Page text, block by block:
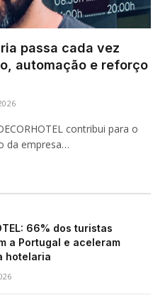
passa cada vez
automação e reforço
contribui para o
da empresa…
66% dos turistas
a Portugal e aceleram
hotelaria